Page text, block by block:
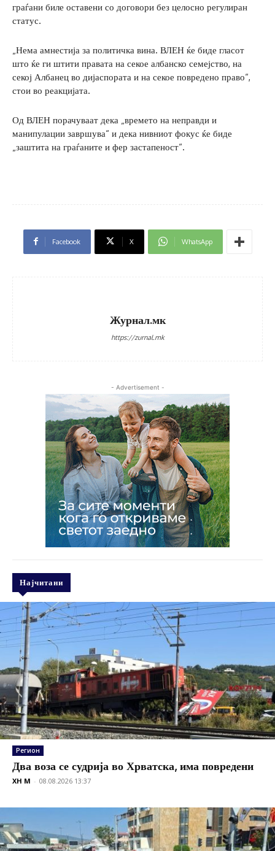
граѓани биле оставени со договори без целосно регулиран
статус.
„Нема амнестија за политичка вина. ВЛЕН ќе биде гласот
што ќе ги штити правата на секое албанско семејство, на
секој Албанец во дијаспората и на секое повредено право“,
стои во реакцијата.
Од ВЛЕН порачуваат дека „времето на неправди и
манипулации завршува“ и дека нивниот фокус ќе биде
„заштита на граѓаните и фер застапеност“.
Facebook X WhatsApp
Журнал.мк
https://zurnal.mk
- Advertisement -
Најчитани
Регион
Два воза се судрија во Хрватска, има повредени
XH M - 08.08.2026 13:37